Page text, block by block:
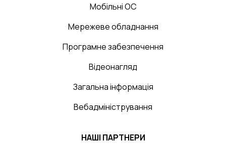
Мобільні ОС
Мережеве обладнання
Програмне забезпечення
Відеонагляд
Загальна інформація
Вебадміністрування
НАШІ ПАРТНЕРИ